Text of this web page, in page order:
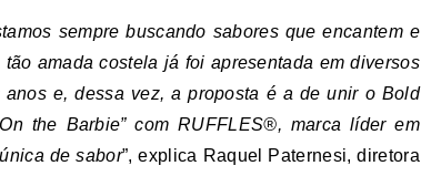
sempre buscando sabores que encantem e
amada costela já foi apresentada em diversos
e, dessa vez, a proposta é a de unir o Bold
the Barbie” com RUFFLES®, marca líder em
de sabor”, explica Raquel Paternesi, diretora